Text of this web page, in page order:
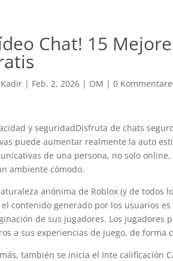
Chat! 15
Kadir | Feb. 2, 2026 | OM |0 Kommentare
y seguridadDisfruta de chats
puede aumentar realmente la auto
de una persona, no solo
ambiente cómodo.
anónima de Roblox (y de todos
contenido generado por los usuarios
de sus jugadores. Los jugadores
a sus experiencias de juego, de forma
también se inicia el Inte calificación